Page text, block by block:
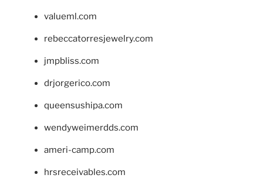
valueml.com
rebeccatorresjewelry.com
jmpbliss.com
drjorgerico.com
queensushipa.com
wendyweimerdds.com
ameri-camp.com
hrsreceivables.com